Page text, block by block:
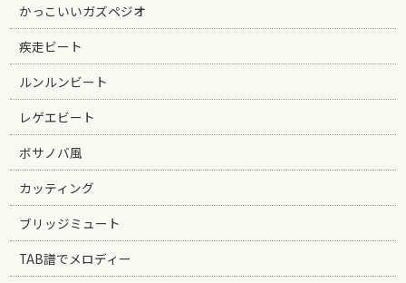
かっこいいガズペジオ
疾走ビート
ルンルンビート
レゲエビート
ボサノバ風
カッティング
ブリッジミュート
TAB譜でメロディー